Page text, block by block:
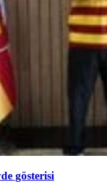
gösterisi